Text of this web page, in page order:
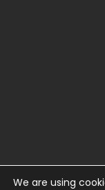
We are using